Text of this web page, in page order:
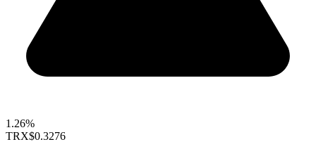
1.26%
TRX$0.3276